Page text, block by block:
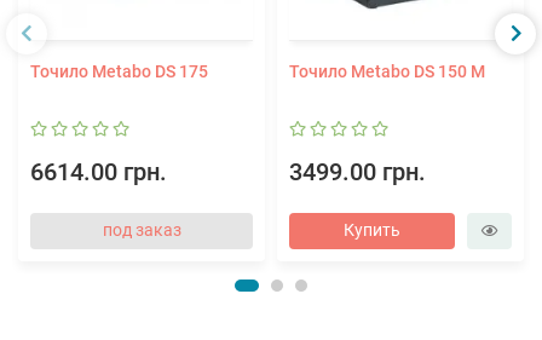
Точило Metabo DS 175
6614.00 грн.
под заказ
Точило Metabo DS 150 M
3499.00 грн.
Купить